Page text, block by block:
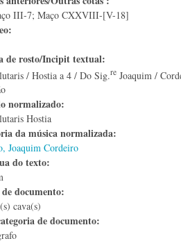
III-7; Maço CXXVIII-[V-18]
de rosto/Incipit textual:
/ Hostia a 4 / Do Sig.re Joaquim /
normalizado:
Hostia
da música normalizada:
Joaquim Cordeiro
do texto:
documento:
cava(s)
de documento: